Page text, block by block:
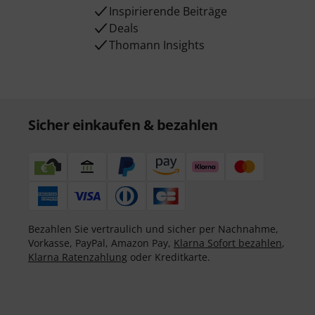
Inspirierende Beiträge
Deals
Thomann Insights
Sicher einkaufen & bezahlen
Bezahlen Sie vertraulich und sicher per Nachnahme,
Vorkasse, PayPal, Amazon Pay, Klarna Sofort bezahlen,
Klarna Ratenzahlung oder Kreditkarte.